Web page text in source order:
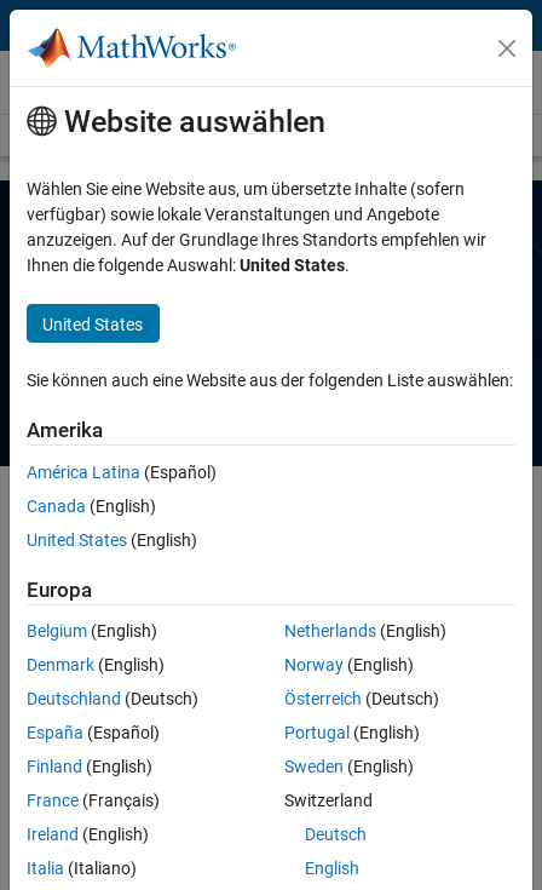
Weiter zum Inhalt
Energiesystem-Anwendungen
Übersicht Themen Berichte von Anwendern
Energiesysteme — Berichte von
Entdecken Sie Kundenberichte über
Energiesysteme
Website auswählen
Wählen Sie eine Website aus, um übersetzte Inhalte (sofern
verfügbar) sowie lokale Veranstaltungen und Angebote
anzuzeigen. Auf der Grundlage Ihres Standorts empfehlen wir
Ihnen die folgende Auswahl:United States.
United States
Sie können auch eine Website aus der folgenden Liste auswählen:
Amerika
América Latina (Español)
Canada (English)
United States (English)
Europa
Belgium (English)
Denmark (English)
Deutschland (Deutsch)
España (Español)
Finland (English)
France (Français)
Ireland (English)
Italia (Italiano)
Netherlands(English)
Norway(English)
Österreich (Deutsch)
Portugal (English)
Sweden (English)
Switzerland
Deutsch
English